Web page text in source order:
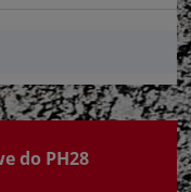
do PH28